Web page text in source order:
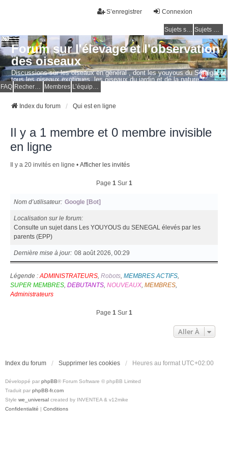
Connexion
S’enregistrer
Sujets sans réponse Sujets actifs
Forum sur l'élevage et l'observation
des oiseaux
Discussions sur les oiseaux en général , dont les youyous du Sénégal et
tous les oiseaux exotiques, les oiseaux du jardin et de la nature.
Questions, photos, expériences.
FAQ Membres
Index du forum Qui est en ligne
Il y a 1 membre et 0 membre invisible
en ligne
Il y a 20 invités en ligne • Afficher les invités
Page 1 Sur 1
Nom d’utilisateur Google [Bot]
Localisation sur le forum
Consulte un sujet dans Les YOUYOUS du SENEGAL élevés par les
parents (EPP)
Dernière mise à jour 08 août 2026, 00:29
Légende : ADMINISTRATEURS Robots MEMBRES ACTIFS
SUPER MEMBRES DEBUTANTS NOUVEAUX MEMBRES
Administrateurs
Page 1 Sur 1
Aller À
Index du forum Supprimer les cookies Heures au format UTC+02:00
Développé par phpBB® Forum Software © phpBB Limited
Traduit par phpBB-fr.com
Style we_universal created by INVENTEA & v12mike
Confidentialité | Conditions